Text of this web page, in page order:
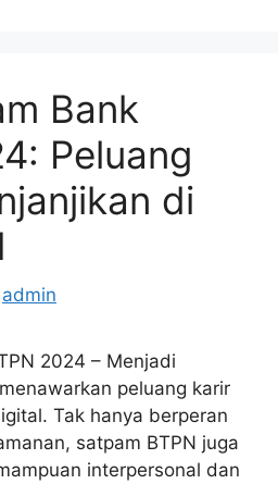
Bank
Peluang
di
admin
2024 – Menjadi
peluang karir
Tak hanya berperan
satpam BTPN juga
interpersonal dan